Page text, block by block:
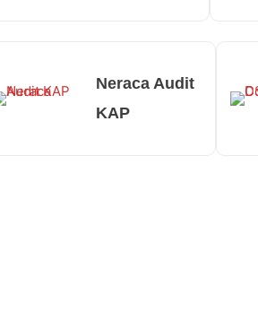
Neraca Audit
KAP